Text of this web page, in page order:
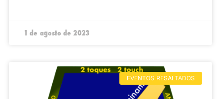
1 de agosto de 2023
EVENTOS RESALTADOS